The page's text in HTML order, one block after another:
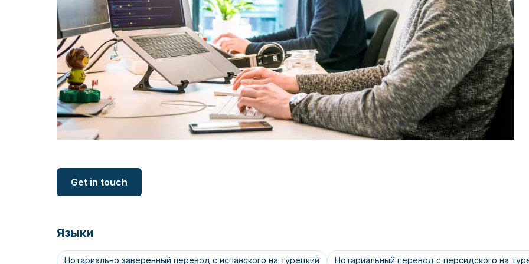
Get in touch
Языки
Нотариально заверенный перевод с испанского на турецкий Нотариальный перевод с персидского на